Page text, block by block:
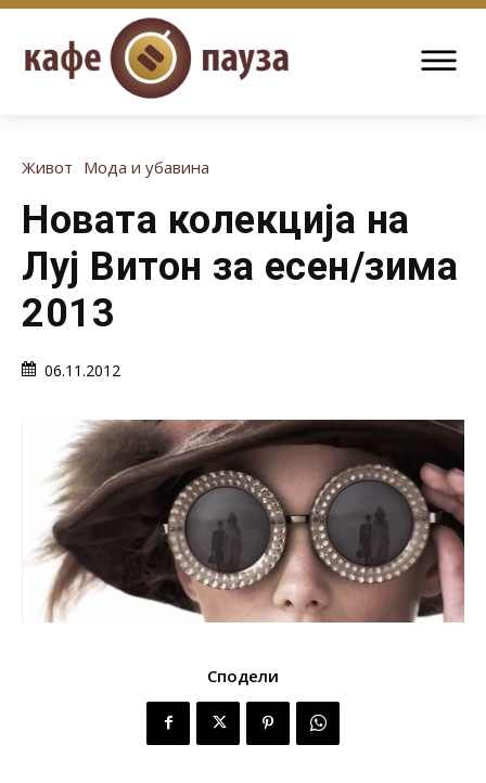
Живот Мода и убавина
Новата колекција на
Луј Витон за есен/зима
2013
06.11.2012
Сподели